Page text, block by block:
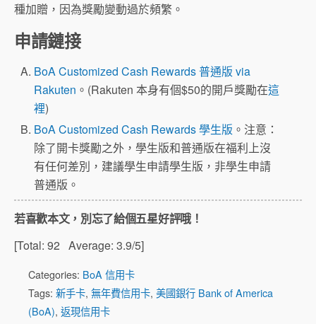
種加贈，因為獎勵變動過於頻繁。
申請鏈接
BoA Customized Cash Rewards 普通版 via
Rakuten 。(Rakuten 本身有個$50的開戶獎勵在這
裡)
BoA Customized Cash Rewards 學生版 。注意：
除了開卡獎勵之外，學生版和普通版在福利上沒
有任何差別，建議學生申請學生版，非學生申請
普通版。
若喜歡本文，別忘了給個五星好評哦！
[Total: 92 Average: 3.9/5]
Categories: BoA 信用卡
Tags: 新手卡, 無年費信用卡, 美國銀行 Bank of America
(BoA), 返現信用卡